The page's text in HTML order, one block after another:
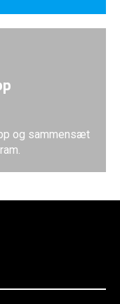
og sammensæt